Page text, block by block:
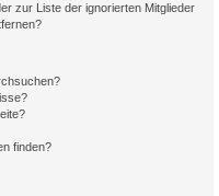
zur Liste der ignorierten Mitglieder
finden?